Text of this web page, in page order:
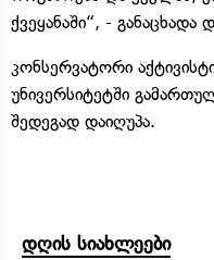
ქვეყანაში“, -
კონსერვატორი
უნივერსიტეტში
შედეგად დაიღუპა.
დღის სიახლეები